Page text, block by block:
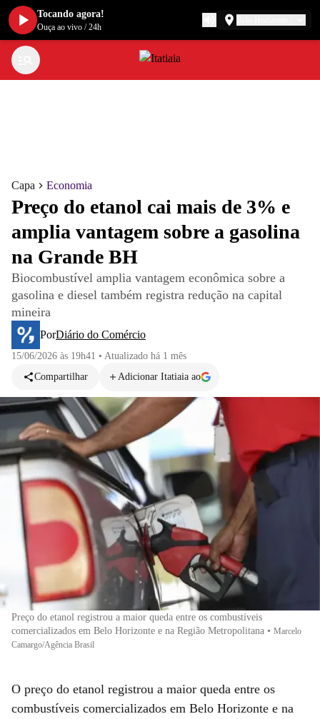
Capa Economia
Preço do etanol cai mais de 3% e
amplia vantagem sobre a gasolina
na Grande BH
Biocombustível amplia vantagem econômica sobre a
gasolina e diesel também registra redução na capital
mineira
PorDiário do Comércio
15/06/2026 às 19h41 • Atualizado há 1 mês
Compartilhar
Adicionar Itatiaia ao
Preço do etanol registrou a maior queda entre os combustíveis
comercializados em Belo Horizonte e na Região Metropolitana • Marcelo
Camargo/Agência Brasil
O preço do etanol registrou a maior queda entre os
combustíveis comercializados em Belo Horizonte e na
Tocando agora!
Ouça ao vivo /24h